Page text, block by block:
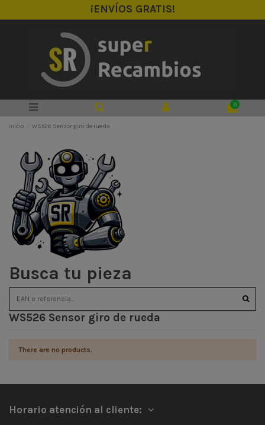
¡ENVÍOS GRATIS!
0
Inicio WS526 Sensor giro de rueda
Busca tu pieza
WS526 Sensor giro de rueda
There are no products.
Horario atención al cliente: